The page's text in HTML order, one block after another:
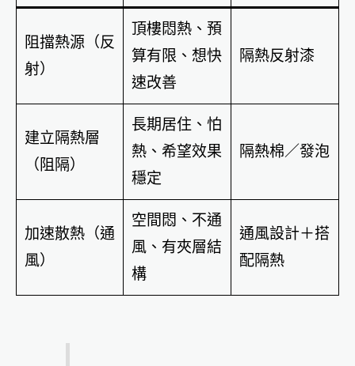
阻擋熱源（反
射）
頂樓悶熱、預
算有限、想快
速改善
隔熱反射漆
建立隔熱層
（阻隔）
長期居住、怕
熱、希望效果
穩定
隔熱棉／發泡
加速散熱（通
風）
空間悶、不通
風、有夾層結
構
通風設計＋搭
配隔熱